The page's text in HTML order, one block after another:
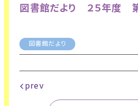
図書館だより ２５年度
図書館だより
prev